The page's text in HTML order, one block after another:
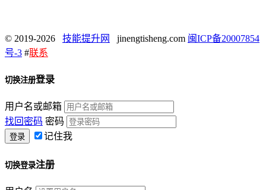
© 2019-2026 技能提升网 jinengtisheng.com 闽ICP备20007854
号-3 #联系
切换注册登录
用户名或邮箱
找回密码 密码
记住我
切换登录注册